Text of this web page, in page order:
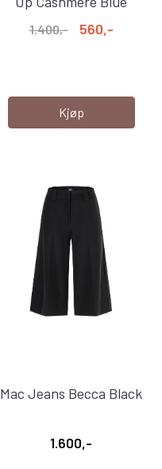
1.400,- 560,-
Kjøp
Mac Jeans Becca Black
1.600,-